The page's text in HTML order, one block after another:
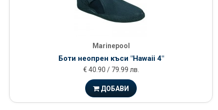
Marinepool
Боти неопрен къси "Hawaii 4"
€ 40.90 / 79.99 лв.
ДОБАВИ